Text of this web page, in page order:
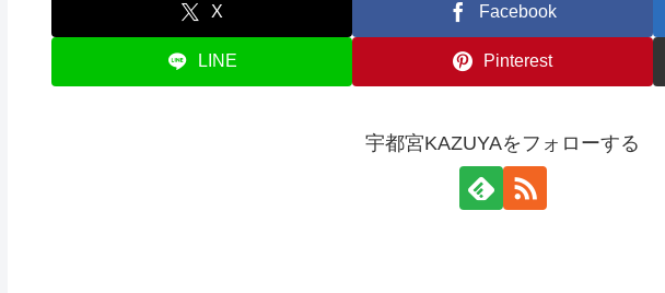
X Facebook
LINE Pinterest
宇都宮KAZUYAをフォローする